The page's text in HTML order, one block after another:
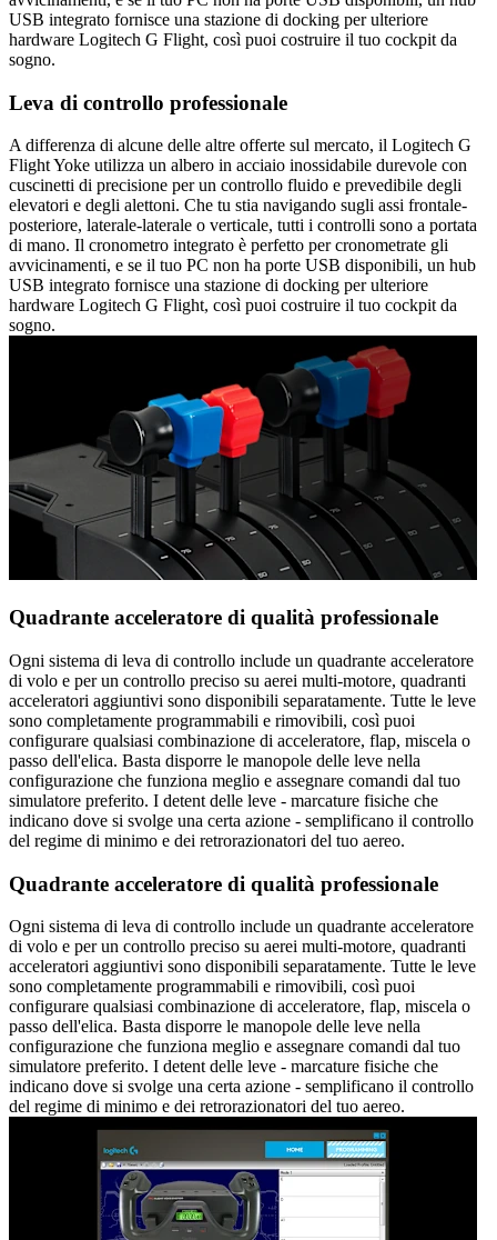
USB integrato fornisce una stazione di docking per ulteriore
hardware Logitech G Flight, così puoi costruire il tuo cockpit da
sogno.
Leva di controllo professionale
A differenza di alcune delle altre offerte sul mercato, il Logitech G
Flight Yoke utilizza un albero in acciaio inossidabile durevole con
cuscinetti di precisione per un controllo fluido e prevedibile degli
elevatori e degli alettoni. Che tu stia navigando sugli assi frontale-
posteriore, laterale-laterale o verticale, tutti i controlli sono a portata
di mano. Il cronometro integrato è perfetto per cronometrate gli
avvicinamenti, e se il tuo PC non ha porte USB disponibili, un hub
USB integrato fornisce una stazione di docking per ulteriore
hardware Logitech G Flight, così puoi costruire il tuo cockpit da
sogno.
Quadrante acceleratore di qualità professionale
Ogni sistema di leva di controllo include un quadrante acceleratore
di volo e per un controllo preciso su aerei multi-motore, quadranti
acceleratori aggiuntivi sono disponibili separatamente. Tutte le leve
sono completamente programmabili e rimovibili, così puoi
configurare qualsiasi combinazione di acceleratore, flap, miscela o
passo dell'elica. Basta disporre le manopole delle leve nella
configurazione che funziona meglio e assegnare comandi dal tuo
simulatore preferito. I detent delle leve - marcature fisiche che
indicano dove si svolge una certa azione - semplificano il controllo
del regime di minimo e dei retrorazionatori del tuo aereo.
Quadrante acceleratore di qualità professionale
Ogni sistema di leva di controllo include un quadrante acceleratore
di volo e per un controllo preciso su aerei multi-motore, quadranti
acceleratori aggiuntivi sono disponibili separatamente. Tutte le leve
sono completamente programmabili e rimovibili, così puoi
configurare qualsiasi combinazione di acceleratore, flap, miscela o
passo dell'elica. Basta disporre le manopole delle leve nella
configurazione che funziona meglio e assegnare comandi dal tuo
simulatore preferito. I detent delle leve - marcature fisiche che
indicano dove si svolge una certa azione - semplificano il controllo
del regime di minimo e dei retrorazionatori del tuo aereo.